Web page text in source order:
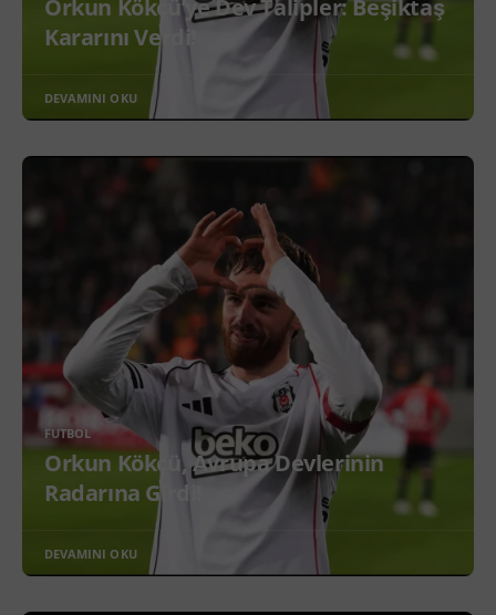
Orkun Kökçü’ye Dev Talipler: Beşiktaş
Kararını Verdi!
DEVAMINI OKU
FUTBOL
Orkun Kökçü, Avrupa Devlerinin
Radarına Girdi!
DEVAMINI OKU